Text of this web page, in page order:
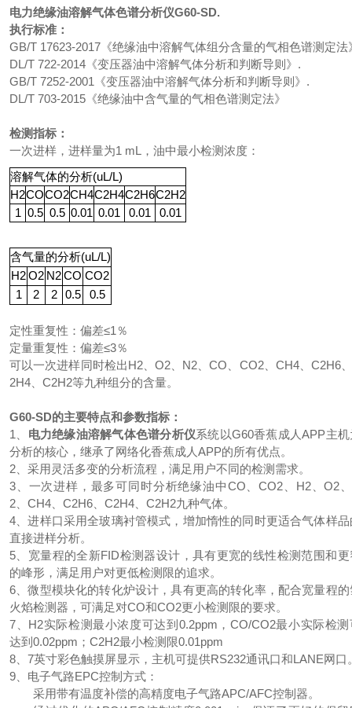
电力绝缘油溶解气体色谱分析仪G60-SD.
执行标准：
GB/T 17623-2017《绝缘油中溶解气体组分含量的气相色谱测定法
DL/T 722-2014《变压器油中溶解气体分析和判断导则》.
GB/T 7252-2001《变压器油中溶解气体分析和判断导则》.
DL/T 703-2015《绝缘油中含气量的气相色谱测定法》
检测指标：
一次进样，进样量为1 mL，油中最小检测浓度：
溶解气体的分析(uL/L)
H2COCO2CH4C2H4C2H6C2H2
1 0.5 0.5 0.01 0.01 0.01 0.01
含气量的分析(uL/L)
H2O2 N2CO CO2
1
2 2 0.5 0.5
定性重复性：偏差≤1％
定量重复性：偏差≤3％
可以一次进样同时检出H2、O2、N2、CO、CO2、CH4、C2H6
2H4、C2H2等九种组分的含量。
G60-SD的主要特点和参数指标：
1、 电力绝缘油溶解气体色谱分析仪系统以G60香蕉成人APP主机
分析的核心，继承了网络化香蕉成人APP的所有优点。
2、采用灵活多变的分析流程，满足用户不同的检测需求。
3、一次进样，最多可同时分析绝缘油中CO、CO2、H2、O2
2、CH4、C2H6、C2H4、C2H2九种气体。
4、进样口采用全玻璃衬管模式，增加惰性的同时更适合气体样品
直接进样分析。
5、宽量程的全新FID检测器设计，具有更宽的线性检测范围和更
的峰形，满足用户对更低检测限的追求。
6、微型模块化的转化炉设计，具有更高的转化率，配合宽量程的
火焰检测器，可满足对CO和CO2更小检测限的要求。
7、H2实际检测最小浓度可达到0.2ppm，CO/CO2最小实际检测
达到0.02ppm；C2H2最小检测限0.01ppm
8、7英寸彩色触摸屏显示，主机可提供RS232通讯口和LANE网口
9、电子气路EPC控制方式：
采用带有温度补偿的高精度电子气路APC/AFC控制器。